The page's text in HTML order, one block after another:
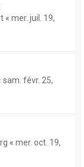
« mer. juil. 19,
sam. févr. 25,
« mer. oct. 19,